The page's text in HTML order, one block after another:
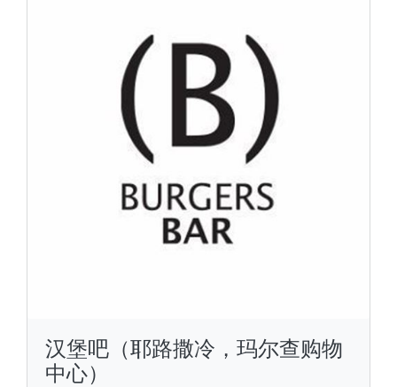
汉堡吧（耶路撒冷，玛尔查购物
中心）